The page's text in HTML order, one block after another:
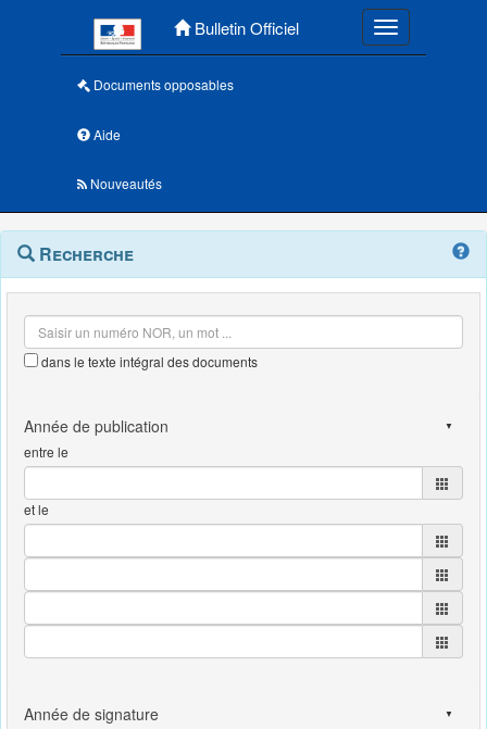
Bulletin Officiel Toggle
Documents opposables
Aide
Nouveautés
Navigation
outils
Menu
contextuel
Recherche
dans le texte intégral des documents
entre le
et le